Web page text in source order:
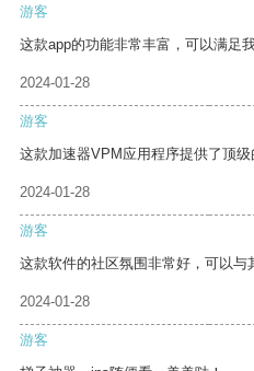
游客
这款app的功能非常丰富，可以满足
2024-01-28
游客
这款加速器VPM应用程序提供了顶级
2024-01-28
游客
这款软件的社区氛围非常好，可以与
2024-01-28
游客